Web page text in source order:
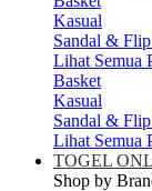
Kasual
Sandal &
Lihat Semua
Basket
Kasual
Sandal &
Lihat Semua
TOGEL
Shop by